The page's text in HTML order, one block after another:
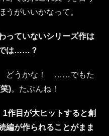
うがいいかなって。
ていないシリーズ作は
では……？
どうかな！ ……でもた
)。たぶんね！
作目が大ヒットすると創
編が作られることがまま